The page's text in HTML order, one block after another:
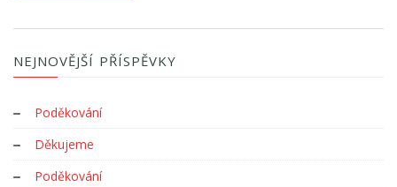
NEJNOVĚJŠÍ PŘÍSPĚVKY
Poděkování
Děkujeme
Poděkování